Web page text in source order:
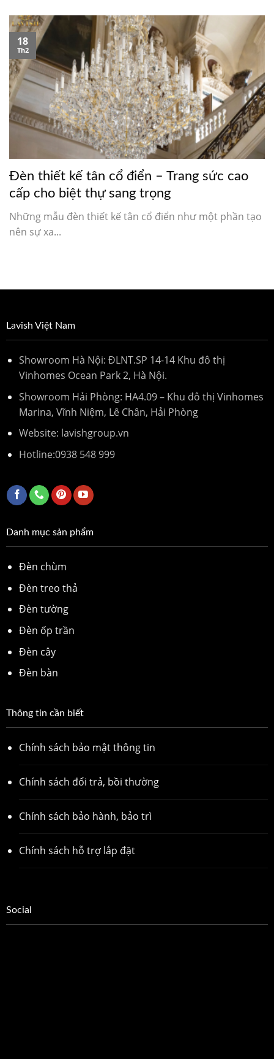
Đèn thiết kế tân cổ điển – Trang sức cao
cấp cho biệt thự sang trọng
Những mẫu đèn thiết kế tân cổ điển như một phần tạo
nên sự xa...
18
Th2
Lavish Việt Nam
Showroom Hà Nội: ĐLNT.SP 14-14 Khu đô thị
Vinhomes Ocean Park 2, Hà Nội.
Showroom Hải Phòng: HA4.09 – Khu đô thị Vinhomes
Marina, Vĩnh Niệm, Lê Chân, Hải Phòng
Website: lavishgroup.vn
Hotline:0938 548 999
Danh mục sản phẩm
Đèn chùm
Đèn treo thả
Đèn tường
Đèn ốp trần
Đèn cây
Đèn bàn
Thông tin cần biết
Chính sách bảo mật thông tin
Chính sách đổi trả, bồi thường
Chính sách bảo hành, bảo trì
Chính sách hỗ trợ lắp đặt
Social